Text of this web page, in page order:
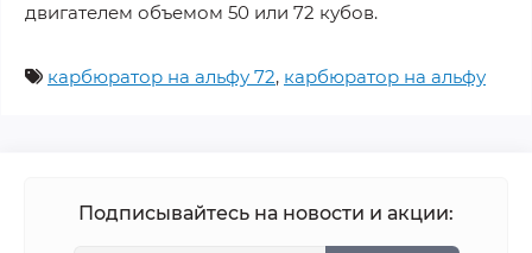
двигателем объемом 50 или 72 кубов.
карбюратор на альфу 72, карбюратор на альфу
Подписывайтесь на новости и акции: